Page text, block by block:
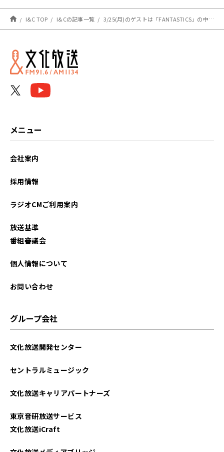
「えっ！？」
I&C TOP I&Cの記事一覧 3/25(月)のゲストは「FANTASTICS」の中島颯太さん！【駒木根葵汰のレコメン！】
メニュー
会社案内
採用情報
ラジオCMご利用案内
放送基準
番組審議会
個人情報について
お問い合わせ
グループ会社
文化放送開発センター
セントラルミュージック
文化放送キャリアパートナーズ
東京音研放送サービス
文化放送iCraft